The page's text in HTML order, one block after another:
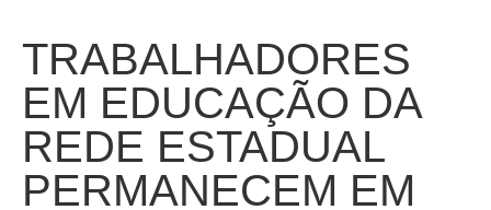
TRABALHADORES
EM EDUCAÇÃO DA
REDE ESTADUAL
PERMANECEM EM